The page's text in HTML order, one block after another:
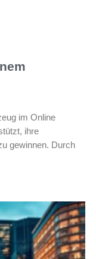
im Online
ihre
gewinnen. Durch